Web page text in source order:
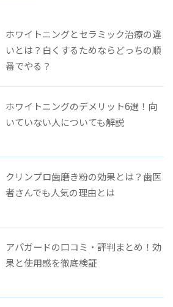
ホワイトニングとセラミック治療の違
いとは？白くするためならどっちの順
番でやる？
ホワイトニングのデメリット6選！向
いていない人についても解説
クリンプロ歯磨き粉の効果とは？歯医
者さんでも人気の理由とは
アパガードの口コミ・評判まとめ！効
果と使用感を徹底検証